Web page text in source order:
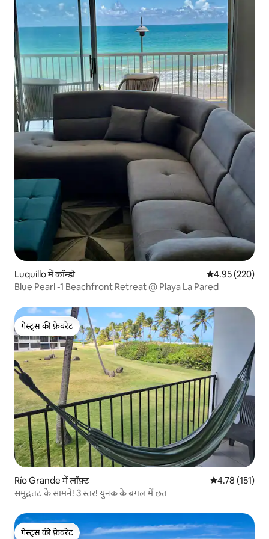
Luquillo में कॉन्डो औसत रेटिंग 5 में से
4.95 (220)
Blue Pearl -1 Beachfront Retreat @ Playa La Pared
गेस्ट्स की फ़ेवरेट
गेस्ट्स की फ़ेवरेट
Río Grande में लॉफ़्ट औसत रेटिंग 5 में से
4.78 (151)
समुद्रतट के सामने! 3 स्तर! युनक के बगल में छत
गेस्ट्स की फ़ेवरेट